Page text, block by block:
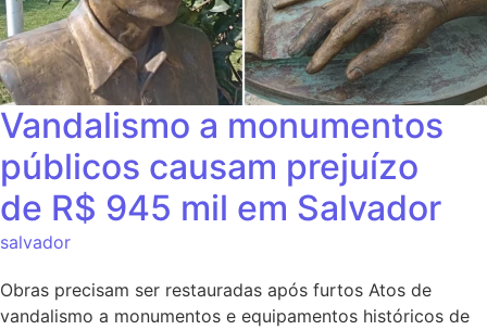
Vandalismo a monumentos
públicos causam prejuízo
de R$ 945 mil em Salvador
salvador
Obras precisam ser restauradas após furtos Atos de
vandalismo a monumentos e equipamentos históricos de